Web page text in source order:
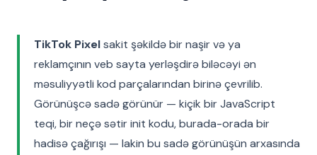
TikTok Pixelsakit şəkildə bir naşir və ya
reklamçının veb sayta yerləşdirə biləcəyi ən
məsuliyyətli kod parçalarından birinə çevrilib.
Görünüşcə sadə görünür — kiçik bir JavaScript
teqi, bir neçə sətir init kodu, burada-orada bir
hadisə çağırışı — lakin bu sadə görünüşün arxasında